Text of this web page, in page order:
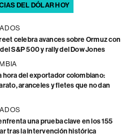
DEL DÓLAR HOY
celebra avances sobre Ormuz con
S&P 500 y rally del Dow Jones
hora del exportador colombiano:
aranceles y fletes que no dan
una prueba clave en los 155
tras la intervención histórica